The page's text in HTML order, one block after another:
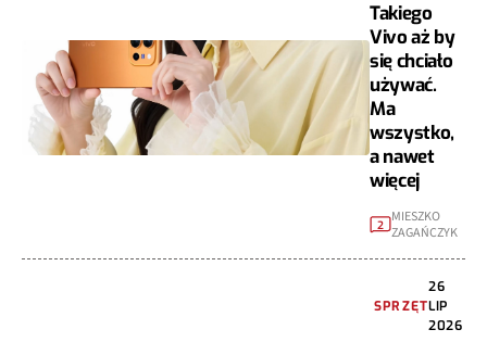
Takiego
Vivo aż by
się chciało
używać.
Ma
wszystko,
a nawet
więcej
2 MIESZKO
ZAGAŃCZYK
SPRZĘT
26
LIP
2026